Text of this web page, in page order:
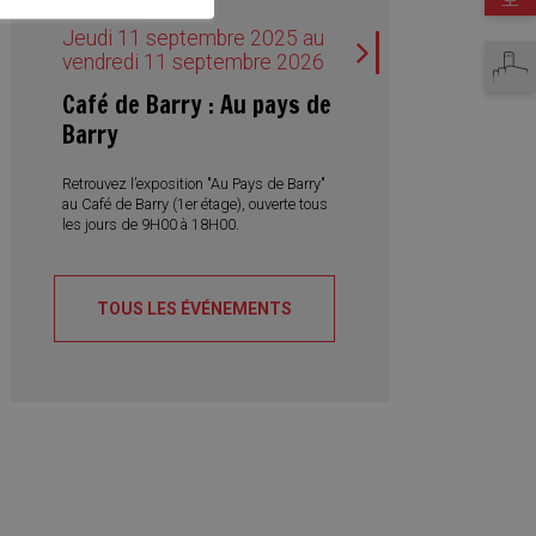
Martigny tourisme
Jeudi 11 septembre 2025 au
vendredi 11 septembre 2026
Café de Barry : Au pays de
Barry
Retrouvez l’exposition "Au Pays de Barry"
au Café de Barry (1er étage), ouverte tous
les jours de 9H00 à 18H00.
TOUS LES ÉVÉNEMENTS